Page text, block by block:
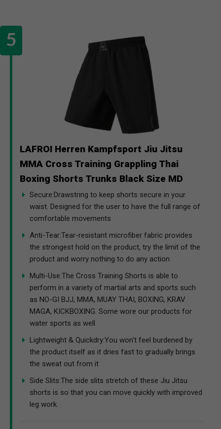
LAFROI Herren Kampfsport Jiu Jitsu
MMA Cross Training Grappling Thai
Boxing Shorts Trunks Black Size MD
Secure:Drawstring to keep shorts secure in your
waist. Designed for the user to have the full range of
comfortable movements
Anti-Tear:Tear-resistant microfiber fabric provides
the strongest hold on the product, try the limit of the
product and worry nothing to do any action
Multi-Use:The Cross Training Shorts is able to
perform in a variety of martial arts and sports such
as NO-GI BJJ, MMA, MUAY THAI, BOXING, KRAV
MAGA, KICKBOXING. Some wore our products for
water sports as well
Lightweight & Quickdry:You won't feel burdened by
the product itself as it dries fast to gradually brings
the sweat out from it
Side Slits:The side slits stretch of these Jiu Jitsu
shorts is so that you can move quickly with improved
leg work.